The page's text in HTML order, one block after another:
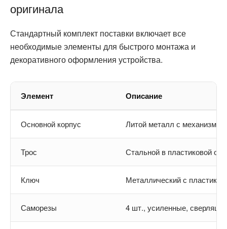
оригинала
Стандартный комплект поставки включает все
необходимые элементы для быстрого монтажа и
декоративного оформления устройства.
Элемент Описание
Основной корпус Литой металл с механизмом
Трос Стальной в пластиковой
Ключ Металлический с
Саморезы 4 шт., усиленные,